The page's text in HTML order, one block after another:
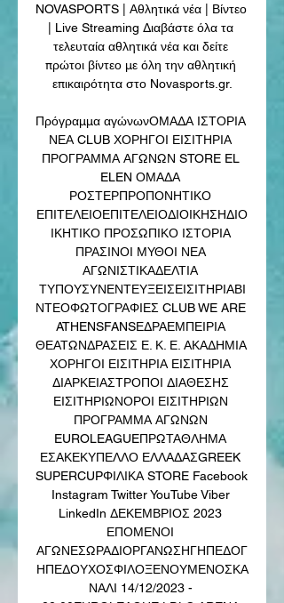
NOVASPORTS | Αθλητικά νέα | Βίντεο
| Live Streaming Διαβάστε όλα τα
τελευταία αθλητικά νέα και δείτε
πρώτοι βίντεο με όλη την αθλητική
επικαιρότητα στο Novasports.gr.
Πρόγραμμα αγώνωνΟΜΑΔΑ ΙΣΤΟΡΙΑ
ΝΕΑ CLUB ΧΟΡΗΓΟΙ ΕΙΣΙΤΗΡΙΑ
ΠΡΟΓΡΑΜΜΑ ΑΓΩΝΩΝ STORE EL
ELEN ΟΜΑΔΑ
ΡΟΣΤΕΡΠΡΟΠΟΝΗΤΙΚΟ
ΕΠΙΤΕΛΕΙΟΕΠΙΤΕΛΕΙΟΔΙΟΙΚΗΣΗΔΙΟ
ΙΚΗΤΙΚΟ ΠΡΟΣΩΠΙΚΟ ΙΣΤΟΡΙΑ
ΠΡΑΣΙΝΟΙ ΜΥΘΟΙ ΝΕΑ
ΑΓΩΝΙΣΤΙΚΑΔΕΛΤΙΑ
ΤΥΠΟΥΣΥΝΕΝΤΕΥΞΕΙΣΕΙΣΙΤΗΡΙΑΒΙ
ΝΤΕΟΦΩΤΟΓΡΑΦΙΕΣ CLUB WE ARE
ATHENSFANSΕΔΡΑΕΜΠΕΙΡΙΑ
ΘΕΑΤΩΝΔΡΑΣΕΙΣ Ε. Κ. Ε. ΑΚΑΔΗΜΙΑ
ΧΟΡΗΓΟΙ ΕΙΣΙΤΗΡΙΑ ΕΙΣΙΤΗΡΙΑ
ΔΙΑΡΚΕΙΑΣΤΡΟΠΟΙ ΔΙΑΘΕΣΗΣ
ΕΙΣΙΤΗΡΙΩΝΟΡΟΙ ΕΙΣΙΤΗΡΙΩΝ
ΠΡΟΓΡΑΜΜΑ ΑΓΩΝΩΝ
EUROLEAGUEΠΡΩΤΑΘΛΗΜΑ
ΕΣΑΚΕΚΥΠΕΛΛΟ ΕΛΛΑΔΑΣGREEK
SUPERCUPΦΙΛΙΚΑ STORE Facebook
Instagram Twitter YouTube Viber
LinkedIn ΔΕΚΕΜΒΡΙΟΣ 2023
ΕΠΟΜΕΝΟΙ
ΑΓΩΝΕΣΩΡΑΔΙΟΡΓΑΝΩΣΗΓΗΠΕΔΟΓ
ΗΠΕΔΟΥΧΟΣΦΙΛΟΞΕΝΟΥΜΕΝΟΣΚΑ
ΝΑΛΙ 14/12/2023 -